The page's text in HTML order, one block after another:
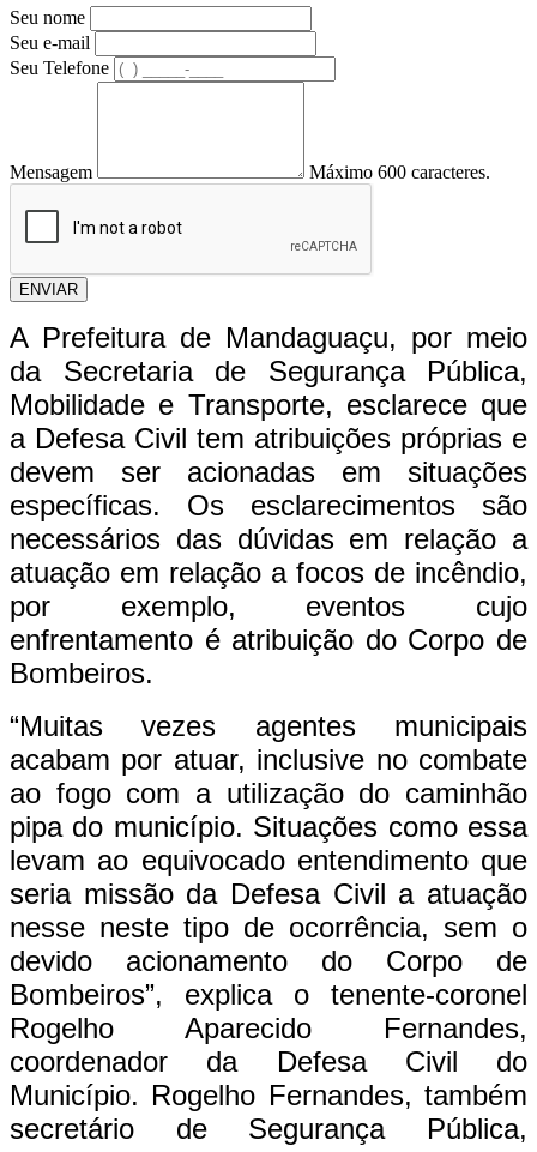
Seu nome
Seu e-mail
Seu Telefone
Mensagem Máximo 600 caracteres.
ENVIAR
A Prefeitura de Mandaguaçu, por meio
da Secretaria de Segurança Pública,
Mobilidade e Transporte, esclarece que
a Defesa Civil tem atribuições próprias e
devem ser acionadas em situações
específicas. Os esclarecimentos são
necessários das dúvidas em relação a
atuação em relação a focos de incêndio,
por exemplo, eventos cujo
enfrentamento é atribuição do Corpo de
Bombeiros.
“Muitas vezes agentes municipais
acabam por atuar, inclusive no combate
ao fogo com a utilização do caminhão
pipa do município. Situações como essa
levam ao equivocado entendimento que
seria missão da Defesa Civil a atuação
nesse neste tipo de ocorrência, sem o
devido acionamento do Corpo de
Bombeiros”, explica o tenente-coronel
Rogelho Aparecido Fernandes,
coordenador da Defesa Civil do
Município. Rogelho Fernandes, também
secretário de Segurança Pública,